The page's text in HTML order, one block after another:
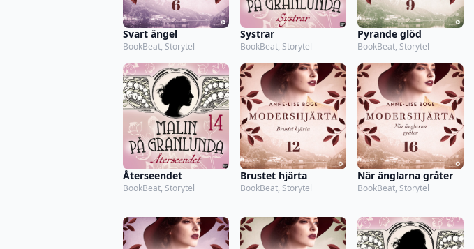
Svart ängel
BookBeat, Storytel
Systrar
BookBeat, Storytel
Pyrande glöd
BookBeat, Storytel
Återseendet
BookBeat, Storytel
Brustet hjärta
BookBeat, Storytel
När änglarna gråter
BookBeat, Storytel